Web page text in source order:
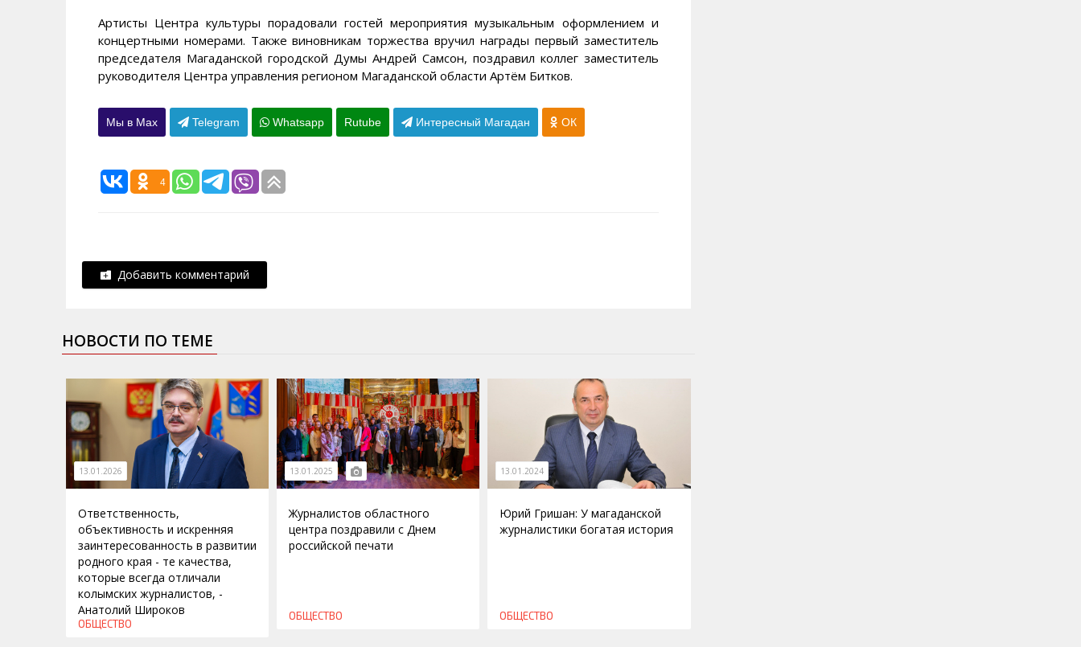
Артисты Центра культуры порадовали гостей мероприятия музыкальным оформлением и
концертными номерами. Также виновникам торжества вручил награды первый заместитель
председателя Магаданской городской Думы Андрей Самсон, поздравил коллег заместитель
руководителя Центра управления регионом Магаданской области Артём Битков.
Мы в Max Telegram Whatsapp Rutube Интересный Магадан ОК
4
Добавить комментарий
НОВОСТИ ПО ТЕМЕ
13.01.2026
Ответственность,
объективность и искренняя
заинтересованность в развитии
родного края - те качества,
которые всегда отличали
колымских журналистов, -
Анатолий Широков
ОБЩЕСТВО
13.01.2025
Журналистов областного
центра поздравили с Днем
российской печати
ОБЩЕСТВО
13.01.2024
Юрий Гришан: У магаданской
журналистики богатая история
ОБЩЕСТВО